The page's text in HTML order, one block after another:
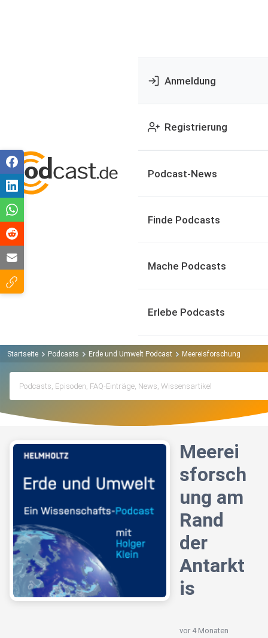
Anmeldung
Registrierung
Podcast-News
Finde Podcasts
Mache Podcasts
Erlebe Podcasts
Startseite Podcasts Erde und Umwelt Podcast Meereisforschung am
Meerei
sforsch
ung am
Rand
der
Antarkt
is
vor 4 Monaten